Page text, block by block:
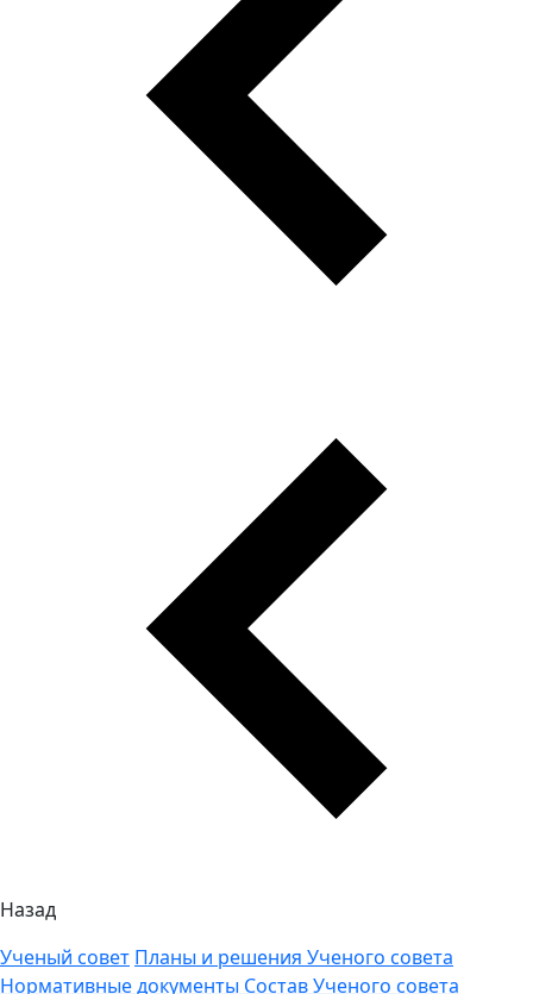
Назад
Ученый совет Планы и решения Ученого совета
Нормативные документы Состав Ученого совета